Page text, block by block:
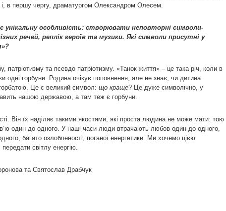
і, в першу чергу, драматургом Олександром Олесем.
унікальну особливість: створювати неповторні символи-
речей, реплік героїв та музики. Які символи присутні у
патріотизму та псевдо патріотизму. «Танок життя» – це така річ, коли в
одні горбуни. Родина очікує поповнення, але не знає, чи дитина
Це є великий символ: що краще? Це дуже символічно, у
нашою державою, а там теж є горбуни.
Він їх наділяє такими якостями, які проста людина не може мати: тою
один до одного. У наші часи люди втрачають любов один до одного,
багато озлобленості, поганої енергетики. Ми хочемо цією
світлу енергію.
та Святослав Драбчук